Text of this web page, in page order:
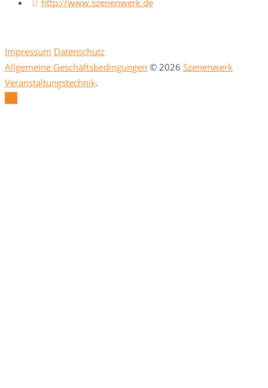
Impressum Datenschutz
Allgemeine Geschäftsbedingungen © 2026 Szenenwerk
Veranstaltungstechnik.